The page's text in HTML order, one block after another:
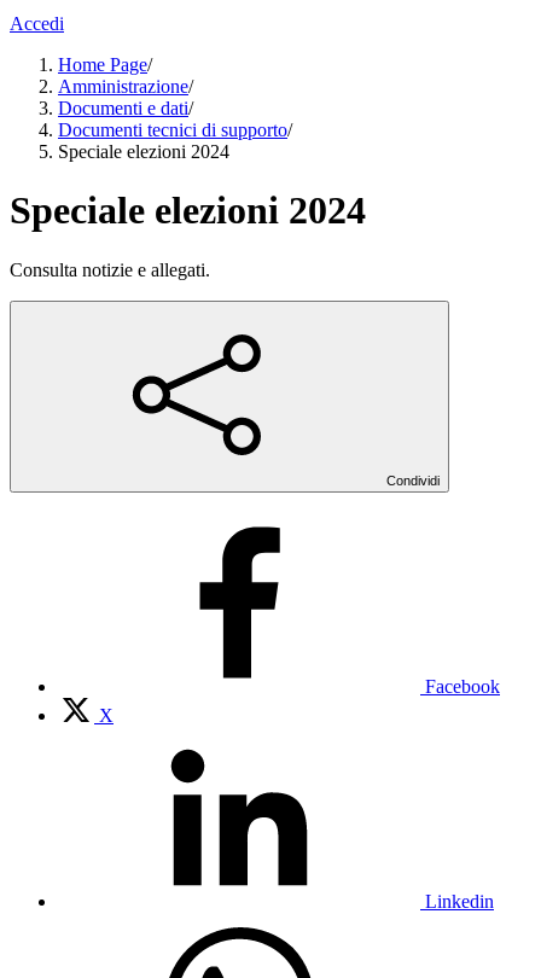
Accedi
Home Page/
Amministrazione/
Documenti e dati/
Documenti tecnici di supporto/
Speciale elezioni 2024
Speciale elezioni 2024
Consulta notizie e allegati.
Condividi
Facebook
X
Linkedin